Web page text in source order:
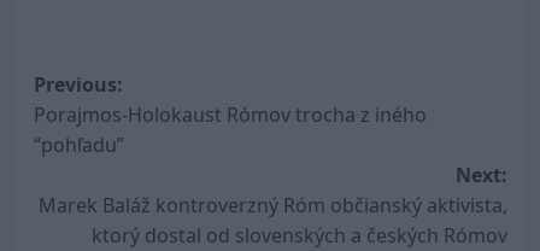
Post
navigation
Previous:
Porajmos-Holokaust Rómov trocha z iného
“pohľadu”
Next:
Marek Baláž kontroverzný Róm občianský aktivista,
ktorý dostal od slovenských a českých Rómov